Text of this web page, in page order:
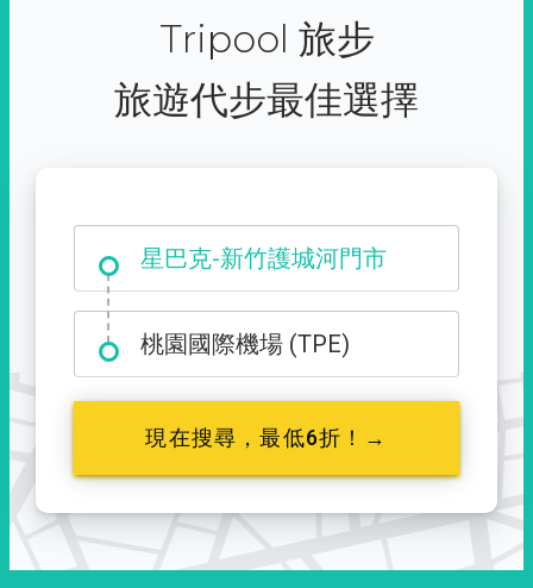
Tripool 旅步
旅遊代步最佳選擇
大霸尖山登山口
桃園國際機場 (TPE)
現在搜尋，最低6折！→